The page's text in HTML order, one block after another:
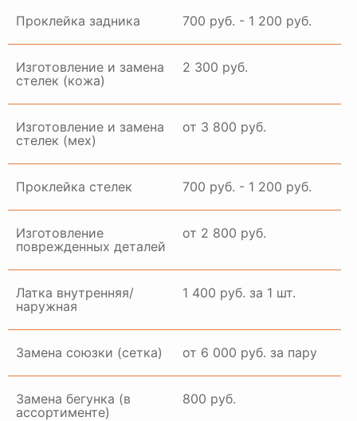
Проклейка задника 700 руб. - 1 200 руб.
Изготовление и замена
стелек (кожа)
2 300 руб.
Изготовление и замена
стелек (мех)
от 3 800 руб.
Проклейка стелек 700 руб. - 1 200 руб.
Изготовление
поврежденных деталей
от 2 800 руб.
Латка внутренняя/
наружная
1 400 руб. за 1 шт.
Замена союзки (сетка) от 6 000 руб. за пару
Замена бегунка (в
ассортименте)
800 руб.